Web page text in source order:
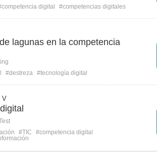
digital #competencias digitales
lagunas en la competencia
#destreza #tecnología digital
V
#TIC
#competencia digital